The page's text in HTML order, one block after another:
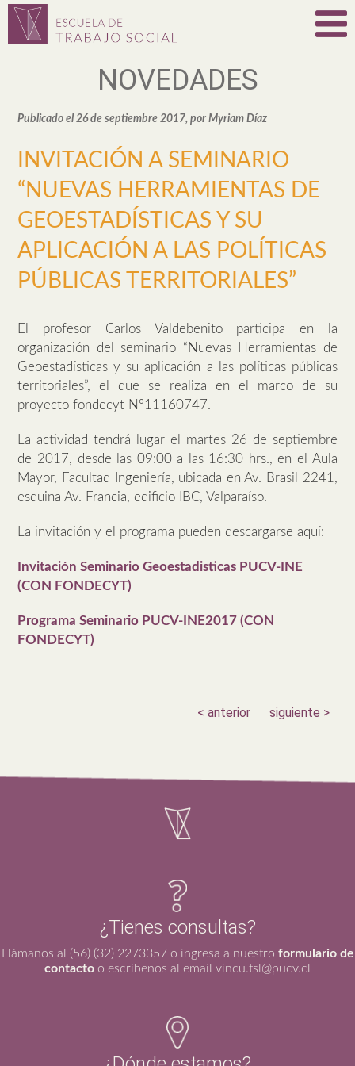
NOVEDADES
Publicado el 26 de septiembre 2017, por Myriam Díaz
INVITACIÓN A SEMINARIO
“NUEVAS HERRAMIENTAS DE
GEOESTADÍSTICAS Y SU
APLICACIÓN A LAS POLÍTICAS
PÚBLICAS TERRITORIALES”
El profesor Carlos Valdebenito participa en la
organización del seminario “Nuevas Herramientas de
Geoestadísticas y su aplicación a las políticas públicas
territoriales”, el que se realiza en el marco de su
proyecto fondecyt N°11160747.
La actividad tendrá lugar el martes 26 de septiembre
de 2017, desde las 09:00 a las 16:30 hrs., en el Aula
Mayor, Facultad Ingeniería, ubicada en Av. Brasil 2241,
esquina Av. Francia, edificio IBC, Valparaíso.
La invitación y el programa pueden descargarse aquí:
Invitación Seminario Geoestadisticas PUCV-INE
(CON FONDECYT)
Programa Seminario PUCV-INE2017 (CON
FONDECYT)
< anterior siguiente >
¿Tienes consultas?
Llámanos al (56) (32) 2273357 o ingresa a nuestro formulario de
contacto o escríbenos al email vincu.tsl@pucv.cl